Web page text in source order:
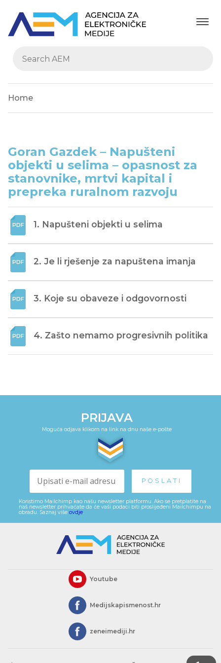
Home
Goran Gazdek – Napušteni
objekti u selima – opasnost za
stanovnike, mrtvi kapital i
prepreka ruralnom razvoju
1. Napušteni objekti u selima
2. Je li rješenje za napuštena imanja
3. Koje su obaveze i odgovornosti
4. Zašto nemamo progresivnih politika
PRIJAVA
Moguća odjava klikom na link na dnu naše e-pošte
Koristimo Mailchimp kao našu newsletter platformu. Ako se pretplatite na
naš newsletter prihvaćate da će vaši podaci biti proslijeđeni Mailchimpu na
obradu. Saznaj više ovdje
Youtube
Medijskapismenost.hr
zeneimediji.hr